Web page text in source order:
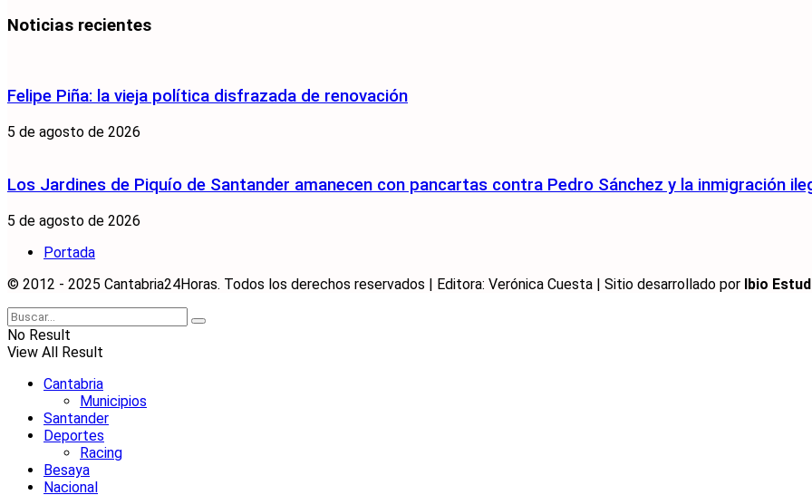
Noticias recientes
Felipe Piña: la vieja política disfrazada de renovación
5 de agosto de 2026
Los Jardines de Piquío de Santander amanecen con pancartas contra Pedro Sánchez y la inmigración
5 de agosto de 2026
Portada
© 2012 - 2025 Cantabria24Horas. Todos los derechos reservados | Editora: Verónica Cuesta | Sitio desarrollado por Ibio
No Result
View All Result
Cantabria
Municipios
Santander
Deportes
Racing
Besaya
Nacional